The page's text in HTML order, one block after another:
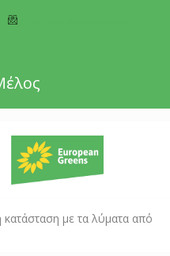
κατάσταση με τα λύματα από